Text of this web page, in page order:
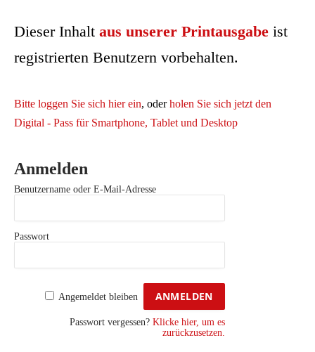
Dieser Inhalt aus unserer Printausgabe ist
registrierten Benutzern vorbehalten.
Bitte loggen Sie sich hier ein, oderholen Sie sich jetzt den
Digital - Pass für Smartphone, Tablet und Desktop
Anmelden
Benutzername oder E-Mail-Adresse
Passwort
Angemeldet bleiben
Passwort vergessen? Klicke hier, um es
zurückzusetzen.